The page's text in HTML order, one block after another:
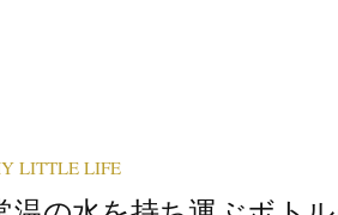
LITTLE LIFE